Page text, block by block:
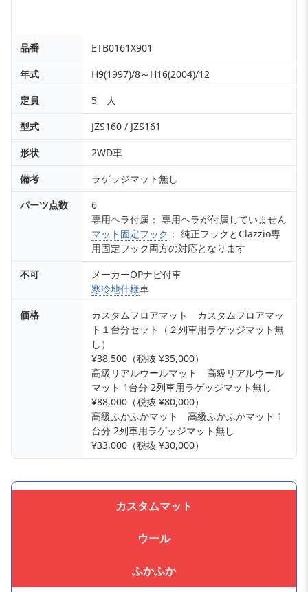
品番
ETB0161X901
年式
H9(1997)/8～H16(2004)/12
定員
5 人
型式
JZS160 / JZS161
形状
2WD車
備考
ラゲッジマット無し
パーツ点数
6
専用ヘラ付属： 専用ヘラが付属していません
マット固定フック ： 純正フックとClazzio専
用固定フック両方の対応となります
不可
メーカーOPナビ付車
寒冷地仕様車
価格
カスタムフロアマット カスタムフロアマッ
ト１台分セット（２列車用ラゲッジマット無
し）
¥38,500（税抜 ¥35,000）
高級リアルウールマット 高級リアルウール
マット 1台分 2列車用ラゲッジマット無し
¥88,000（税抜 ¥80,000）
高級ふかふかマット 高級ふかふかマット 1
台分 2列車用ラゲッジマット無し
¥33,000（税抜 ¥30,000）
カスタムマット
ウール
ふかふか